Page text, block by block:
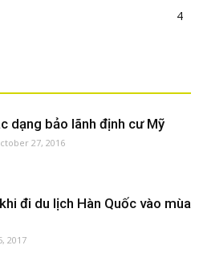
4
dạng bảo lãnh định cư Mỹ
27, 2016
đi du lịch Hàn Quốc vào mùa
2017